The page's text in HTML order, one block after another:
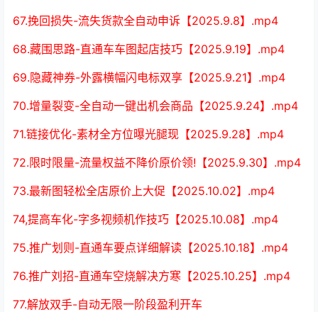
67.挽回损失-流失货款全自动申诉【2025.9.8】.mp4
68.藏围思路-直通车车图起店技巧【2025.9.19】.mp4
69.隐藏神券-外露横幅闪电标双享【2025.9.21】.mp4
70.增量裂变-全自动一键出机会商品【2025.9.24】.mp4
71.链接优化-素材全方位曝光腿现【2025.9.28】.mp4
72.限时限量-流量权益不降价原价领!【2025.9.30】.mp4
73.最新图轻松全店原价上大促【2025.10.02】.mp4
74,提高车化-字多视频机作技巧【2025.10.08】.mp4
75.推广划则-直通车要点详细解读【2025.10.18】.mp4
76.推广刘招-直通车空烧解决方寒【2025.10.25】.mp4
77.解放双手-自动无限一阶段盈利开车